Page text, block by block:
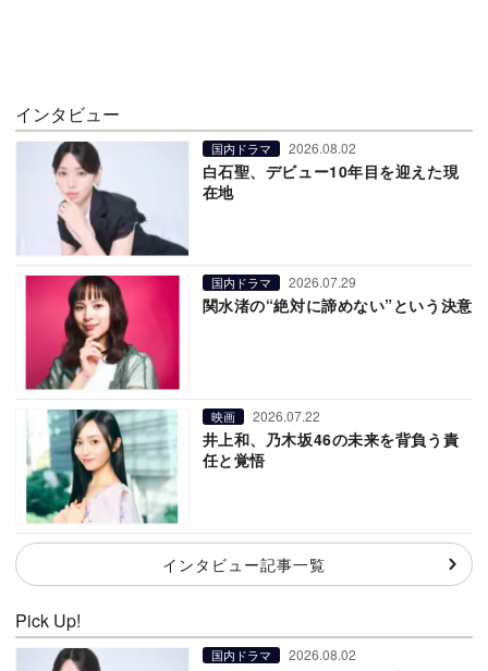
インタビュー
国内ドラマ 2026.08.02
白石聖、デビュー10年目を迎えた現
在地
国内ドラマ 2026.07.29
関水渚の“絶対に諦めない”という決意
映画 2026.07.22
井上和、乃木坂46の未来を背負う責
任と覚悟
インタビュー記事一覧
Pick Up!
国内ドラマ 2026.08.02